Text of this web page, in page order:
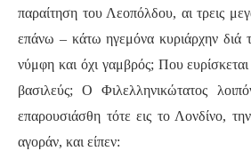
παραίτηση του Λεοπόλδου, αι τρεις
επάνω – κάτω ηγεμόνα κυριάρχην
νύμφη και όχι γαμβρός; Που ευρίσκεται
βασιλεύς; Ο Φιλελληνικώτατος
επαρουσιάσθη τότε εις το Λονδίνο,
αγοράν, και είπεν: